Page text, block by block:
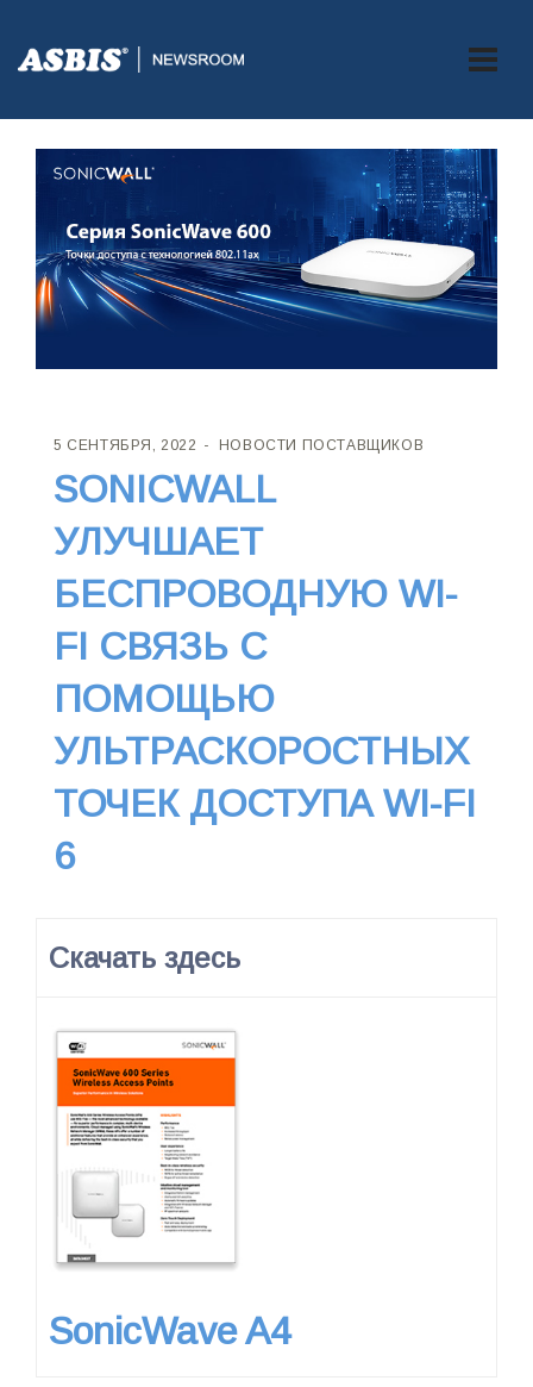
5 СЕНТЯБРЯ, 2022 НОВОСТИ ПОСТАВЩИКОВ
SONICWALL
УЛУЧШАЕТ
БЕСПРОВОДНУЮ WI-
FI СВЯЗЬ С
ПОМОЩЬЮ
УЛЬТРАСКОРОСТНЫХ
ТОЧЕК ДОСТУПА WI-FI
6
Скачать здесь
SonicWave A4